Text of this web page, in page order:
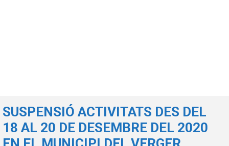
SUSPENSIÓ ACTIVITATS DES DEL
18 AL 20 DE DESEMBRE DEL 2020